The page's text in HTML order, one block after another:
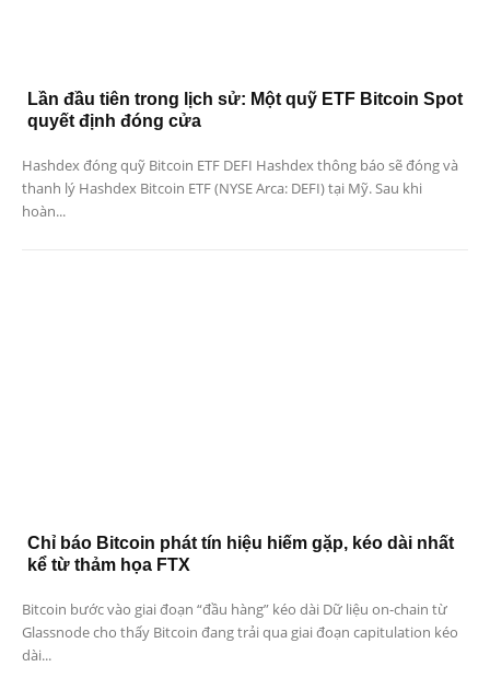
Lần đầu tiên trong lịch sử: Một quỹ ETF Bitcoin Spot
quyết định đóng cửa
Hashdex đóng quỹ Bitcoin ETF DEFI Hashdex thông báo sẽ đóng và
thanh lý Hashdex Bitcoin ETF (NYSE Arca: DEFI) tại Mỹ. Sau khi
hoàn...
Chỉ báo Bitcoin phát tín hiệu hiếm gặp, kéo dài nhất
kể từ thảm họa FTX
Bitcoin bước vào giai đoạn “đầu hàng” kéo dài Dữ liệu on-chain từ
Glassnode cho thấy Bitcoin đang trải qua giai đoạn capitulation kéo
dài...